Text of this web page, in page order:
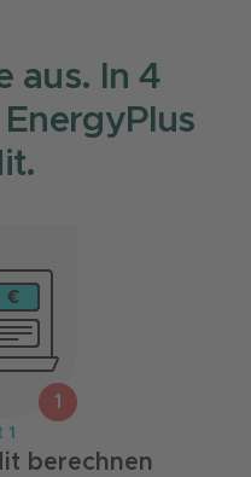
aus. In 4
1
berechnen